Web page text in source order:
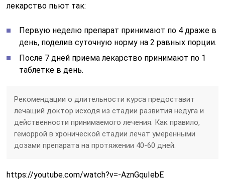
лекарство пьют так:
Первую неделю препарат принимают по 4 драже в
день, поделив суточную норму на 2 равных порции.
После 7 дней приема лекарство принимают по 1
таблетке в день.
Рекомендации о длительности курса предоставит
лечащий доктор исходя из стадии развития недуга и
действенности принимаемого лечения. Как правило,
геморрой в хронической стадии лечат умеренными
дозами препарата на протяжении 40-60 дней.
https://youtube.com/watch?v=-AznGquIebE